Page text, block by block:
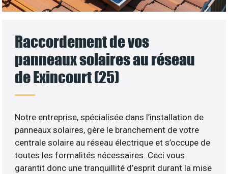
Raccordement de vos
panneaux solaires au réseau
de Exincourt (25)
Notre entreprise, spécialisée dans l’installation de
panneaux solaires, gère le branchement de votre
centrale solaire au réseau électrique et s’occupe de
toutes les formalités nécessaires. Ceci vous
garantit donc une tranquillité d’esprit durant la mise